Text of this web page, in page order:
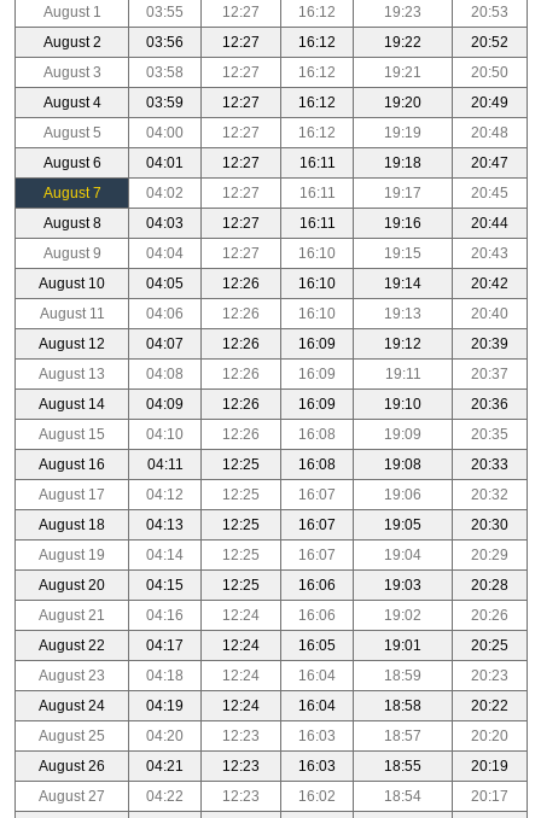
August 1
03:55 12:27 16:12 19:23
20:53
August 2
03:56 12:27 16:12 19:22
20:52
August 3
03:58 12:27 16:12 19:21
20:50
August 4
03:59 12:27 16:12 19:20
20:49
August 5
04:00 12:27 16:12 19:19
20:48
August 6
04:01 12:27 16:11 19:18
20:47
August 7
04:02 12:27 16:11 19:17
20:45
August 8
04:03 12:27 16:11 19:16
20:44
August 9
04:04 12:27 16:10 19:15
20:43
August 10
04:05 12:26 16:10 19:14
20:42
August 11
04:06 12:26 16:10 19:13
20:40
August 12
04:07 12:26 16:09 19:12
20:39
August 13
04:08 12:26 16:09 19:11
20:37
August 14
04:09 12:26 16:09 19:10
20:36
August 15
04:10 12:26 16:08 19:09
20:35
August 16
04:11 12:25 16:08 19:08
20:33
August 17
04:12 12:25 16:07 19:06
20:32
August 18
04:13 12:25 16:07 19:05
20:30
August 19
04:14 12:25 16:07 19:04
20:29
August 20
04:15 12:25 16:06 19:03
20:28
August 21
04:16 12:24 16:06 19:02
20:26
August 22
04:17 12:24 16:05 19:01
20:25
August 23
04:18 12:24 16:04 18:59
20:23
August 24
04:19 12:24 16:04 18:58
20:22
August 25
04:20 12:23 16:03 18:57
20:20
August 26
04:21 12:23 16:03 18:55
20:19
August 27
04:22 12:23 16:02 18:54
20:17